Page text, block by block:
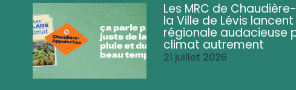
Les MRC de
la Ville de Lévis
régionale audacieuse
climat autrement
21 juillet 2026